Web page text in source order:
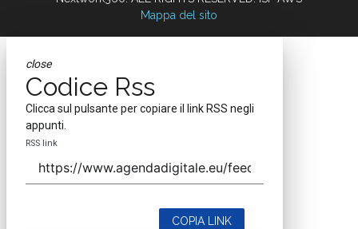
Mappa del sito
close
Codice Rss
Clicca sul pulsante per copiare il link RSS negli
appunti.
RSS link
COPIA LINK